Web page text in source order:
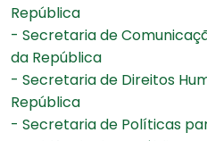
República
- Secretaria de
da República
- Secretaria de Direitos
República
- Secretaria de Políticas